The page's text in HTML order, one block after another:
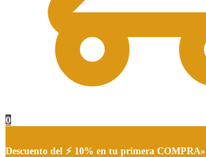
0
Descuento del ⚡ 10% en tu primera COMPRA»